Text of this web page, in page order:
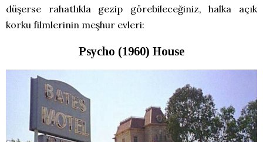
düşerse rahatlıkla gezip görebileceğiniz, halka açık
korku filmlerinin meşhur evleri:
Psycho (1960) House